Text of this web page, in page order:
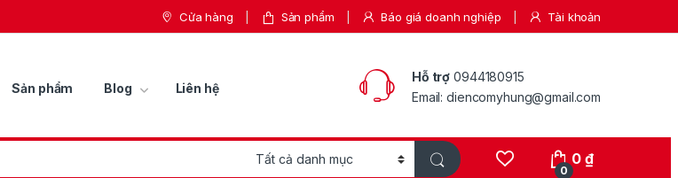
Cửa hàng Sản phẩm Báo giá doanh nghiệp Tài khoản
Sản phẩm Blog Liên hệ
Hỗ trợ 0944180915
Email: diencomyhung@gmail.com
0
0₫